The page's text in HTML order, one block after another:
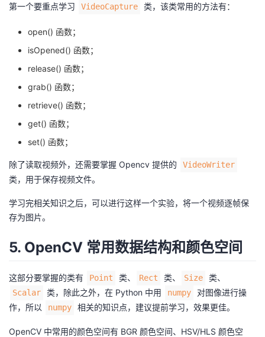
第一个要重点学习 VideoCapture 类，该类常用的方法有：
open() 函数；
isOpened() 函数；
release() 函数；
grab() 函数；
retrieve() 函数；
get() 函数；
set() 函数；
除了读取视频外，还需要掌握 Opencv 提供的 VideoWriter
类，用于保存视频文件。
学习完相关知识之后，可以进行这样一个实验，将一个视频逐帧保
存为图片。
5. OpenCV 常用数据结构和颜色空间
这部分要掌握的类有 Point 类、 Rect 类、 Size 类、
Scalar 类，除此之外，在 Python 中用 numpy
对图像进行操
作，所以
numpy 相关的知识点，建议提前学习，效果更佳。
OpenCV 中常用的颜色空间有 BGR 颜色空间、HSV/HLS 颜色空